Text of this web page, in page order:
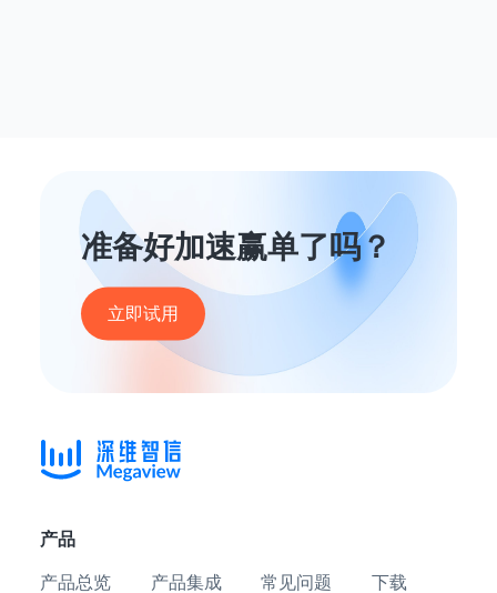
准备好加速赢单了吗？
立即试用
产品
产品总览 产品集成 常见问题 下载